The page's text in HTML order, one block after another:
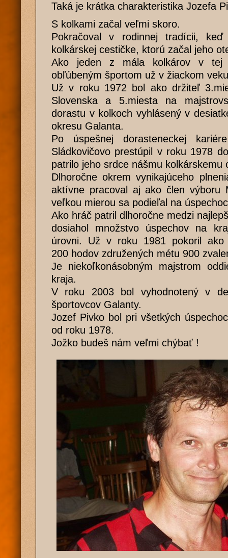
Taká je krátka charakteristika Jozefa
S kolkami začal veľmi skoro.
Pokračoval v rodinnej tradícii,
kolkárskej cestičke, ktorú začal jeho
Ako jeden z mála kolkárov v tej
obľúbeným športom už v žiackom
Už v roku 1972 bol ako držiteľ
Slovenska a 5.miesta na
dorastu v kolkoch vyhlásený v
okresu Galanta.
Po úspešnej dorasteneckej
Sládkovičovo prestúpil v roku 1978
patrilo jeho srdce nášmu kolkárskemu
Dlhoročne okrem vynikajúceho
aktívne pracoval aj ako člen výboru
veľkou mierou sa podieľal na
Ako hráč patril dlhoročne medzi
dosiahol množstvo úspechov na
úrovni. Už v roku 1981 pokoril
200 hodov združených métu 900
Je niekoľkonásobným majstrom
kraja.
V roku 2003 bol vyhodnotený v
športovcov Galanty.
Jozef Pivko bol pri všetkých
od roku 1978.
Jožko budeš nám veľmi chýbať !